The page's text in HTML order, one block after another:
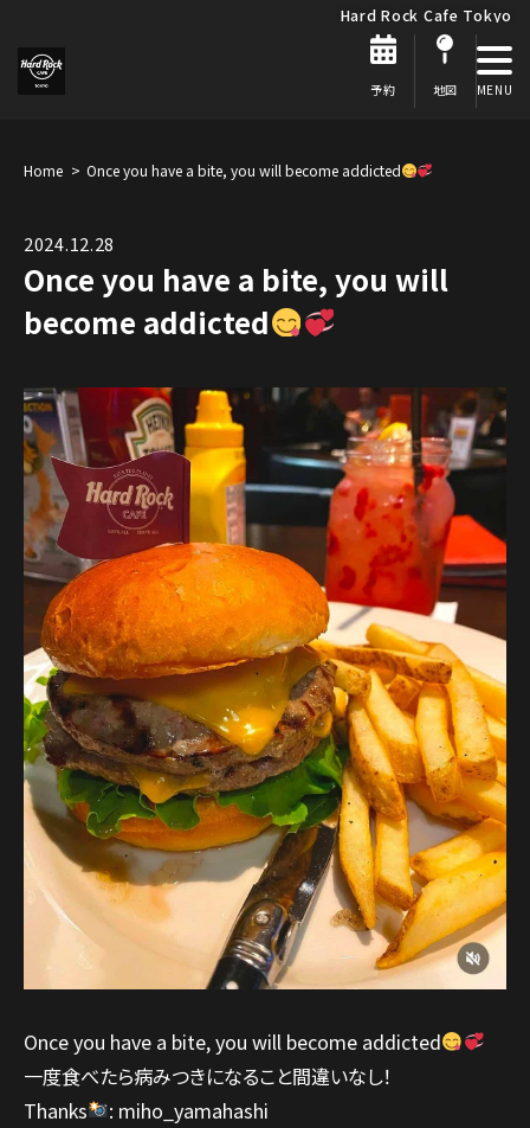
Hard Rock Cafe Tokyo
予約 地図
Home Once you have a bite, you will become addicted
2024.12.28
Once you have a bite, you will
become addicted
Once you have a bite, you will become addicted
一度食べたら病みつきになること間違いなし！
Thanks
: miho_yamahashi